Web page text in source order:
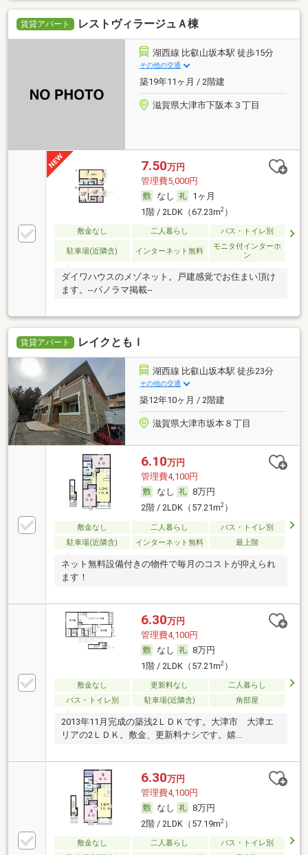
賃貸アパート レストヴィラージュＡ棟
湖西線 比叡山坂本駅 徒歩15分
その他の交通
築19年11ヶ月 / 2階建
滋賀県大津市下阪本３丁目
7.50万円
管理費5,000円
なし
1ヶ月
1階 / 2LDK（67.23m2）
敷金なし 二人暮らし バス・トイレ別
駐車場(近隣含) インターネット無料
モニタ付インターホ
ン
ダイワハウスのメゾネット。戸建感覚でお住まい頂け
ます。--パノラマ掲載--
賃貸アパート レイクともＩ
湖西線 比叡山坂本駅 徒歩23分
その他の交通
築12年10ヶ月 / 2階建
滋賀県大津市坂本８丁目
6.10万円
管理費4,100円
なし
8万円
2階 / 2LDK（57.21m2）
敷金なし 二人暮らし
バス・トイレ別
駐車場(近隣含)
インターネット無料 最上階
ネット無料設備付きの物件で毎月のコストが抑えられ
ます！
6.30万円
管理費4,100円
なし
8万円
1階 / 2LDK（57.21m2）
敷金なし 更新料なし
二人暮らし
バス・トイレ別
駐車場(近隣含) 角部屋
2013年11月完成の築浅2ＬＤＫです。大津市 大津エ
リアの2ＬＤＫ。敷金、更新料ナシです。嬉...
6.30万円
管理費4,100円
なし
8万円
2階 / 2LDK（57.19m2）
敷金なし 二人暮らし
バス・トイレ別